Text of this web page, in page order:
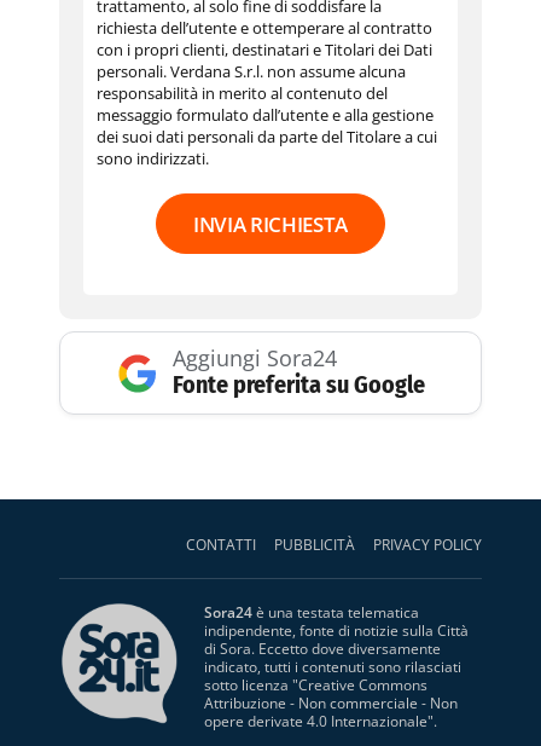
trattamento, al solo fine di soddisfare la
richiesta dell’utente e ottemperare al contratto
con i propri clienti, destinatari e Titolari dei Dati
personali. Verdana S.r.l. non assume alcuna
responsabilità in merito al contenuto del
messaggio formulato dall’utente e alla gestione
dei suoi dati personali da parte del Titolare a cui
sono indirizzati.
INVIA RICHIESTA
Aggiungi Sora24
Fonte preferita su Google
CONTATTI PUBBLICITÀ PRIVACY POLICY
Sora24è una testata telematica
indipendente, fonte di notizie sulla Città
di Sora. Eccetto dove diversamente
indicato, tutti i contenuti sono rilasciati
sotto licenza "Creative Commons
Attribuzione - Non commerciale - Non
opere derivate 4.0 Internazionale".